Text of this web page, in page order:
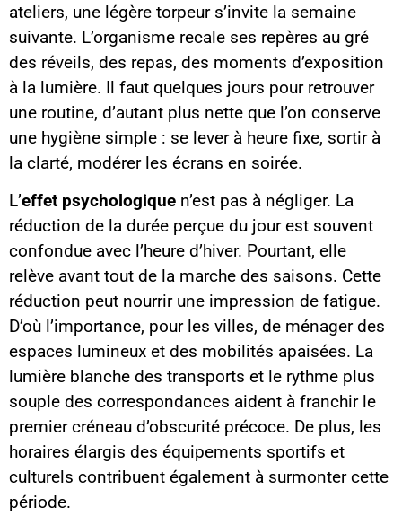
ateliers, une légère torpeur s’invite la semaine
suivante. L’organisme recale ses repères au gré
des réveils, des repas, des moments d’exposition
à la lumière. Il faut quelques jours pour retrouver
une routine, d’autant plus nette que l’on conserve
une hygiène simple : se lever à heure fixe, sortir à
la clarté, modérer les écrans en soirée.
L’effet psychologique n’est pas à négliger. La
réduction de la durée perçue du jour est souvent
confondue avec l’heure d’hiver. Pourtant, elle
relève avant tout de la marche des saisons. Cette
réduction peut nourrir une impression de fatigue.
D’où l’importance, pour les villes, de ménager des
espaces lumineux et des mobilités apaisées. La
lumière blanche des transports et le rythme plus
souple des correspondances aident à franchir le
premier créneau d’obscurité précoce. De plus, les
horaires élargis des équipements sportifs et
culturels contribuent également à surmonter cette
période.